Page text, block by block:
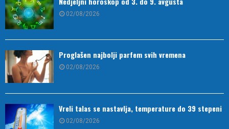
02/08/2026
Proglašen najbolji parfem svih vremena
02/08/2026
Vreli talas se nastavlja, temperature do 39 stepeni
02/08/2026